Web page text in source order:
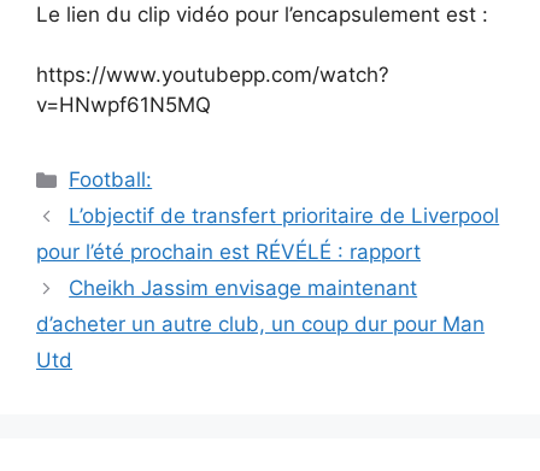
Le lien du clip vidéo pour l’encapsulement est :
https://www.youtubepp.com/watch?
v=HNwpf61N5MQ
Catégories
Football:
Navigation
des
articles
L’objectif de transfert prioritaire de Liverpool
pour l’été prochain est RÉVÉLÉ : rapport
Cheikh Jassim envisage maintenant
d’acheter un autre club, un coup dur pour Man
Utd